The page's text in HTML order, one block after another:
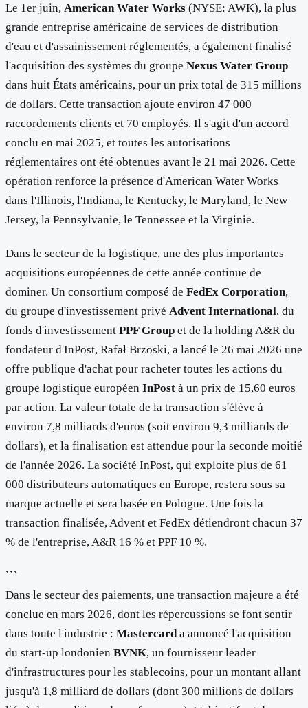
Le 1er juin, American Water Works (NYSE: AWK), la plus
grande entreprise américaine de services de distribution
d'eau et d'assainissement réglementés, a également finalisé
l'acquisition des systèmes du groupe Nexus Water Group
dans huit États américains, pour un prix total de 315 millions
de dollars. Cette transaction ajoute environ 47 000
raccordements clients et 70 employés. Il s'agit d'un accord
conclu en mai 2025, et toutes les autorisations
réglementaires ont été obtenues avant le 21 mai 2026. Cette
opération renforce la présence d'American Water Works
dans l'Illinois, l'Indiana, le Kentucky, le Maryland, le New
Jersey, la Pennsylvanie, le Tennessee et la Virginie.
Dans le secteur de la logistique, une des plus importantes
acquisitions européennes de cette année continue de
dominer. Un consortium composé de FedEx Corporation,
du groupe d'investissement privé Advent International, du
fonds d'investissement PPF Group et de la holding A&R du
fondateur d'InPost, Rafał Brzoski, a lancé le 26 mai 2026 une
offre publique d'achat pour racheter toutes les actions du
groupe logistique européen InPost à un prix de 15,60 euros
par action. La valeur totale de la transaction s'élève à
environ 7,8 milliards d'euros (soit environ 9,3 milliards de
dollars), et la finalisation est attendue pour la seconde moitié
de l'année 2026. La société InPost, qui exploite plus de 61
000 distributeurs automatiques en Europe, restera sous sa
marque actuelle et sera basée en Pologne. Une fois la
transaction finalisée, Advent et FedEx détiendront chacun 37
% de l'entreprise, A&R 16 % et PPF 10 %.
```
Dans le secteur des paiements, une transaction majeure a été
conclue en mars 2026, dont les répercussions se font sentir
dans toute l'industrie : Mastercarda annoncé l'acquisition
du start-up londonien BVNK, un fournisseur leader
d'infrastructures pour les stablecoins, pour un montant allant
jusqu'à 1,8 milliard de dollars (dont 300 millions de dollars